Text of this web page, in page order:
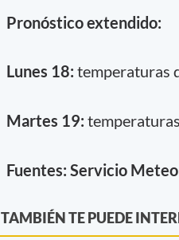
Pronóstico extendido:
Lunes 18: temperaturas
Martes 19:
Fuentes: Servicio
TAMBIÉN TE PUEDE